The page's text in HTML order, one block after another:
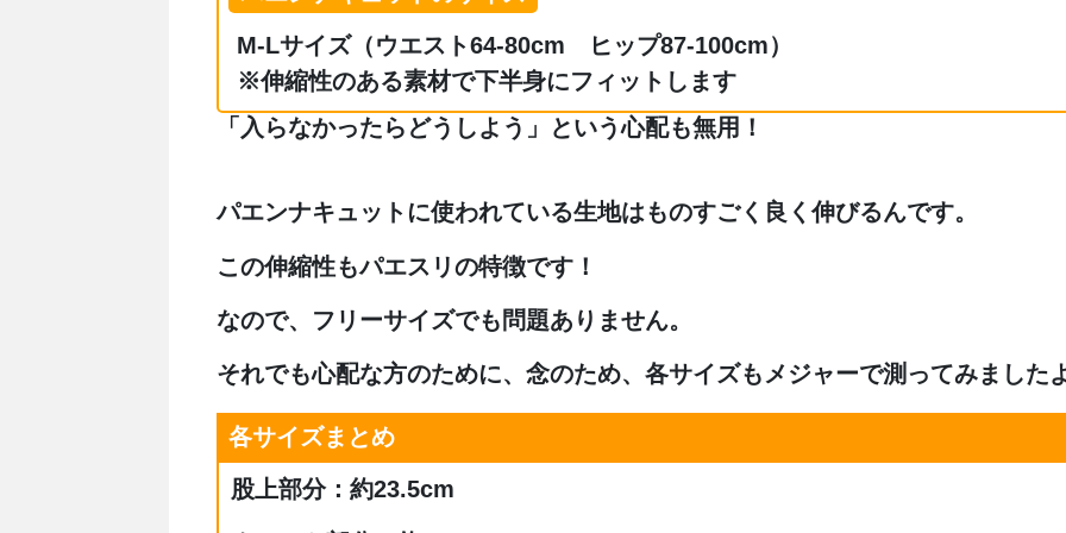
M-Lサイズ（ウエスト64-80cm ヒップ87-100cm）
※伸縮性のある素材で下半身にフィットします
「入らなかったらどうしよう」という心配も無用！
パエンナキュットに使われている生地はものすごく良く伸びるんです。
この伸縮性もパエスリの特徴です！
なので、フリーサイズでも問題ありません。
それでも心配な方のために、念のため、各サイズもメジャーで測ってみました
各サイズまとめ
股上部分：約23.5cm